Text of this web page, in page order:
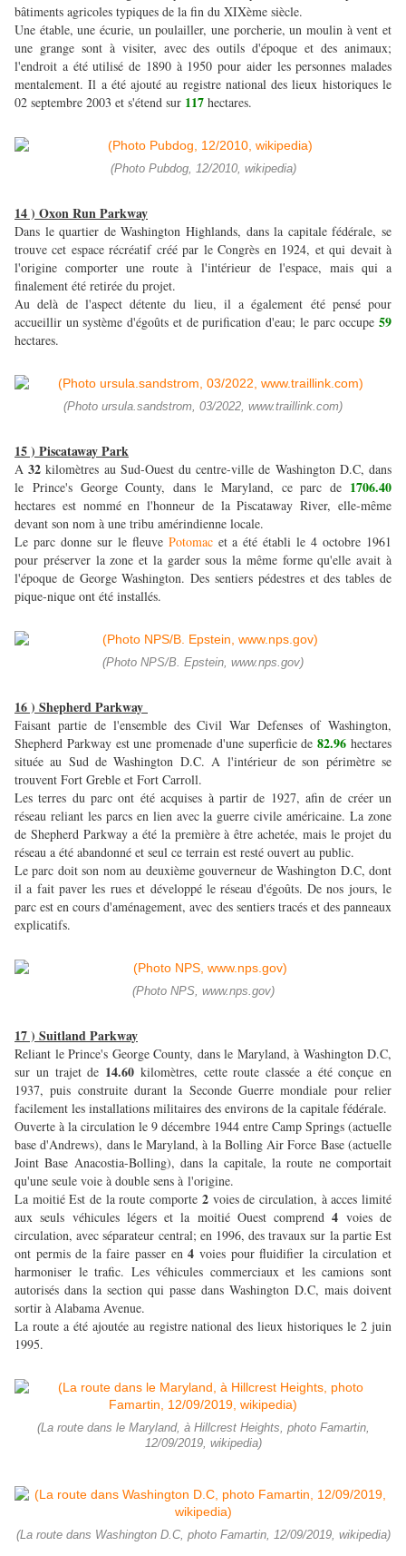
bâtiments agricoles typiques de la fin du XIXème siècle.
Une étable, une écurie, un poulailler, une porcherie, un moulin à vent et
une grange sont à visiter, avec des outils d'époque et des animaux;
l'endroit a été utilisé de 1890 à 1950 pour aider les personnes malades
mentalement. Il a été ajouté au registre national des lieux historiques le
02 septembre 2003 et s'étend sur 117 hectares.
(Photo Pubdog, 12/2010, wikipedia)
14 ) Oxon Run Parkway
Dans le quartier de Washington Highlands, dans la capitale fédérale, se
trouve cet espace récréatif créé par le Congrès en 1924, et qui devait à
l'origine comporter une route à l'intérieur de l'espace, mais qui a
finalement été retirée du projet.
Au delà de l'aspect détente du lieu, il a également été pensé pour
accueillir un système d'égoûts et de purification d'eau; le parc occupe 59
hectares.
(Photo ursula.sandstrom, 03/2022, www.traillink.com)
15 ) Piscataway Park
A32kilomètres au Sud-Ouest du centre-ville de Washington D.C, dans
le Prince's George County, dans le Maryland, ce parc de 1706.40
hectares est nommé en l'honneur de la Piscataway River, elle-même
devant son nom à une tribu amérindienne locale.
Le parc donne sur le fleuve Potomacet a été établi le 4 octobre 1961
pour préserver la zone et la garder sous la même forme qu'elle avait à
l'époque de George Washington. Des sentiers pédestres et des tables de
pique-nique ont été installés.
(Photo NPS/B. Epstein, www.nps.gov)
16 ) Shepherd Parkway
Faisant partie de l'ensemble des Civil War Defenses of Washington,
Shepherd Parkway est une promenade d'une superficie de82.96hectares
située au Sud de Washington D.C. A l'intérieur de son périmètre se
trouvent Fort Greble et Fort Carroll.
Les terres du parc ont été acquises à partir de 1927, afin de créer un
réseau reliant les parcs en lien avec la guerre civile américaine. La zone
de Shepherd Parkway a été la première à être achetée, mais le projet du
réseau a été abandonné et seul ce terrain est resté ouvert au public.
Le parc doit son nom au deuxième gouverneur de Washington D.C, dont
il a fait paver les rues et développé le réseau d'égoûts. De nos jours, le
parc est en cours d'aménagement, avec des sentiers tracés et des panneaux
explicatifs.
(Photo NPS, www.nps.gov)
17 ) Suitland Parkway
Reliant le Prince's George County, dans le Maryland, à Washington D.C,
sur un trajet de 14.60 kilomètres, cette route classée a été conçue en
1937, puis construite durant la Seconde Guerre mondiale pour relier
facilement les installations militaires des environs de la capitale fédérale.
Ouverte à la circulation le 9 décembre 1944 entre Camp Springs (actuelle
base d'Andrews), dans le Maryland, à la Bolling Air Force Base (actuelle
Joint Base Anacostia-Bolling), dans la capitale, la route ne comportait
qu'une seule voie à double sens à l'origine.
La moitié Est de la route comporte 2voies de circulation, à acces limité
aux seuls véhicules légers et la moitié Ouest comprend4 voies de
circulation, avec séparateur central; en 1996, des travaux sur la partie Est
ont permis de la faire passer en4 voies pour fluidifier la circulation et
harmoniser le trafic. Les véhicules commerciaux et les camions sont
autorisés dans la section qui passe dans Washington D.C, mais doivent
sortir à Alabama Avenue.
La route a été ajoutée au registre national des lieux historiques le 2 juin
1995.
(La route dans le Maryland, à Hillcrest Heights, photo Famartin,
12/09/2019, wikipedia)
(La route dans Washington D.C, photo Famartin, 12/09/2019, wikipedia)